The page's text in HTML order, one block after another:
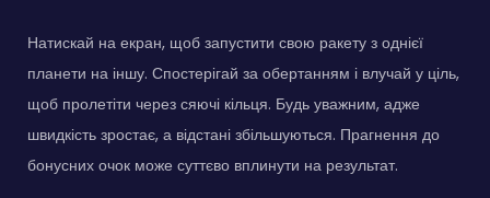
Натискай на екран, щоб запустити свою ракету з однієї
планети на іншу. Спостерігай за обертанням і влучай у ціль,
щоб пролетіти через сяючі кільця. Будь уважним, адже
швидкість зростає, а відстані збільшуються. Прагнення до
бонусних очок може суттєво вплинути на результат.